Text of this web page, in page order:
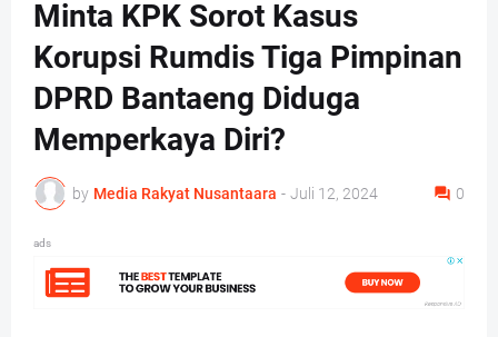
Minta KPK Sorot Kasus
Korupsi Rumdis Tiga Pimpinan
DPRD Bantaeng Diduga
Memperkaya Diri?
by Media Rakyat Nusantaara - Juli 12, 2024 0
ads